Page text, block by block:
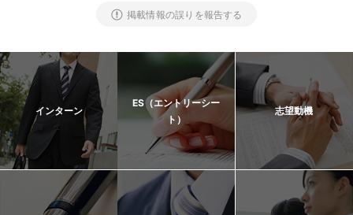
掲載情報の誤りを報告する
インターン
ES（エントリーシー
ト）
志望動機